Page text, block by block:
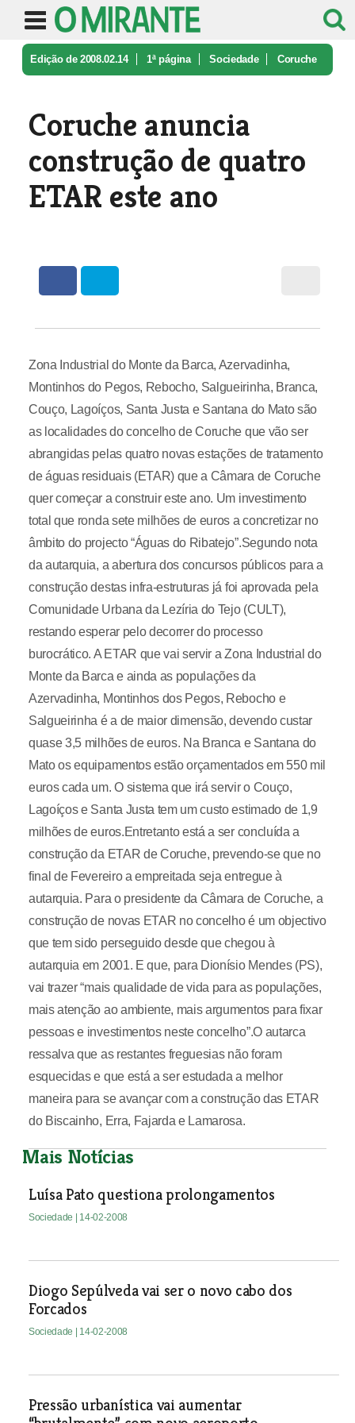
Edição de 2008.02.14 1ª página Sociedade Coruche
Coruche anuncia
construção de quatro
ETAR este ano
Zona Industrial do Monte da Barca, Azervadinha,
Montinhos do Pegos, Rebocho, Salgueirinha, Branca,
Couço, Lagoíços, Santa Justa e Santana do Mato são
as localidades do concelho de Coruche que vão ser
abrangidas pelas quatro novas estações de tratamento
de águas residuais (ETAR) que a Câmara de Coruche
quer começar a construir este ano. Um investimento
total que ronda sete milhões de euros a concretizar no
âmbito do projecto “Águas do Ribatejo”.Segundo nota
da autarquia, a abertura dos concursos públicos para a
construção destas infra-estruturas já foi aprovada pela
Comunidade Urbana da Lezíria do Tejo (CULT),
restando esperar pelo decorrer do processo
burocrático. A ETAR que vai servir a Zona Industrial do
Monte da Barca e ainda as populações da
Azervadinha, Montinhos dos Pegos, Rebocho e
Salgueirinha é a de maior dimensão, devendo custar
quase 3,5 milhões de euros. Na Branca e Santana do
Mato os equipamentos estão orçamentados em 550 mil
euros cada um. O sistema que irá servir o Couço,
Lagoíços e Santa Justa tem um custo estimado de 1,9
milhões de euros.Entretanto está a ser concluída a
construção da ETAR de Coruche, prevendo-se que no
final de Fevereiro a empreitada seja entregue à
autarquia. Para o presidente da Câmara de Coruche, a
construção de novas ETAR no concelho é um objectivo
que tem sido perseguido desde que chegou à
autarquia em 2001. E que, para Dionísio Mendes (PS),
vai trazer “mais qualidade de vida para as populações,
mais atenção ao ambiente, mais argumentos para fixar
pessoas e investimentos neste concelho”.O autarca
ressalva que as restantes freguesias não foram
esquecidas e que está a ser estudada a melhor
maneira para se avançar com a construção das ETAR
do Biscainho, Erra, Fajarda e Lamarosa.
Mais Notícias
Luísa Pato questiona prolongamentos
Sociedade | 14-02-2008
Diogo Sepúlveda vai ser o novo cabo dos
Forcados
Sociedade | 14-02-2008
Pressão urbanística vai aumentar